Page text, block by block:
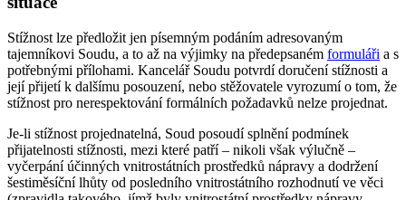
Stížnost lze předložit jen písemným podáním adresovaným
tajemníkovi Soudu, a to až na výjimky na předepsaném formuláři a s
potřebnými přílohami. Kancelář Soudu potvrdí doručení stížnosti a
její přijetí k dalšímu posouzení, nebo stěžovatele vyrozumí o tom, že
stížnost pro nerespektování formálních požadavků nelze projednat.
Je-li stížnost projednatelná, Soud posoudí splnění podmínek
přijatelnosti stížnosti, mezi které patří – nikoli však výlučně –
vyčerpání účinných vnitrostátních prostředků nápravy a dodržení
šestiměsíční lhůty od posledního vnitrostátního rozhodnutí ve věci